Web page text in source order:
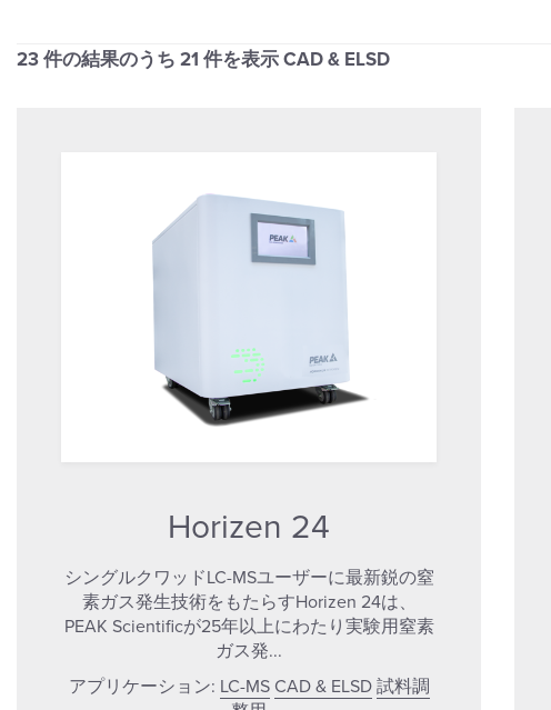
23 件の結果のうち 21 件を表示 CAD & ELSD
Horizen 24
シングルクワッドLC-MSユーザーに最新鋭の窒
素ガス発生技術をもたらすHorizen 24は、
PEAK Scientificが25年以上にわたり実験用窒素
ガス発...
アプリケーション: LC-MS CAD & ELSD 試料調